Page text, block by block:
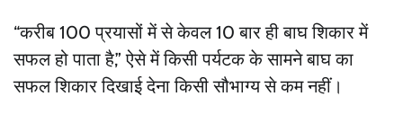
“करीब 100 प्रयासों में से केवल 10 बार ही बाघ शिकार में
सफल हो पाता है,” ऐसे में किसी पर्यटक के सामने बाघ का
सफल शिकार दिखाई देना किसी सौभाग्य से कम नहीं।